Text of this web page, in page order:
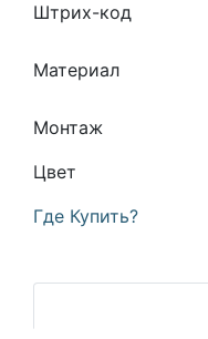
Штрих-код
Материал
Монтаж
Цвет
Где Купить?